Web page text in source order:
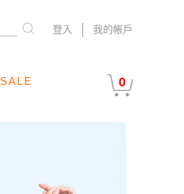
我的帳戶
登入
SALE 0